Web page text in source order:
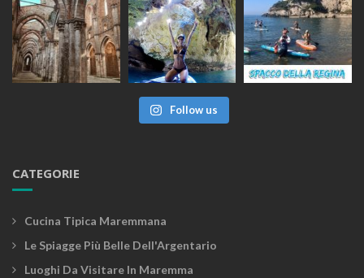
Follow us
CATEGORIE
Cucina Tipica Maremmana
Le Spiagge Più Belle Dell'Argentario
Luoghi Da Visitare In Maremma